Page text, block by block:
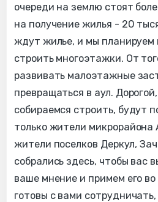
очереди на землю стоят
на получение жилья - 20
ждут жилье, и мы планируем
строить многоэтажки. От
развивать малоэтажные
превращаться в аул.
собираемся строить, будут
только жители микрорайона
жители поселков Деркул,
собрались здесь, чтобы вас
ваше мнение и примем его
готовы с вами